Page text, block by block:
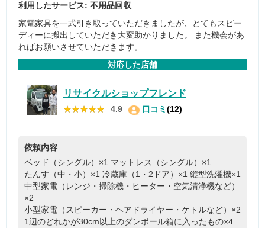
利用したサービス: 不用品回収
家電家具を一式引き取っていただきましたが、とてもスピー
ディーに搬出していただき大変助かりました。 また機会があ
ればお願いさせていただきます。
対応した店舗
リサイクルショップフレンド
★★★★★
★★★★★ 4.9 口コミ(12)
依頼内容
ベッド（シングル）×1 マットレス（シングル）×1
たんす（中・小）×1 冷蔵庫（1・2ドア）×1 縦型洗濯機×1
中型家電（レンジ・掃除機・ヒーター・空気清浄機など）
×2
小型家電（スピーカー・ヘアドライヤー・ケトルなど）×2
1辺のどれかが30cm以上のダンボール箱に入ったもの×4